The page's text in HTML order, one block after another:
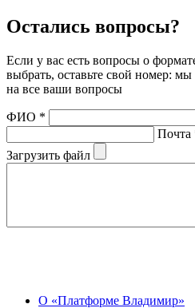
Остались вопросы?
Если у вас есть вопросы о
выбрать, оставьте свой номер:
на все ваши вопросы
ФИО *
Почта
Загрузить файл
О «Платформе Владимир»